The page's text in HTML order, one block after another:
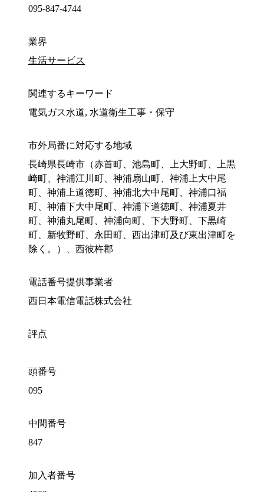
095-847-4744
業界
生活サービス
関連するキーワード
電気ガス水道, 水道衛生工事・保守
市外局番に対応する地域
長崎県長崎市（赤首町、池島町、上大野町、上黒
崎町、神浦江川町、神浦扇山町、神浦上大中尾
町、神浦上道徳町、神浦北大中尾町、神浦口福
町、神浦下大中尾町、神浦下道徳町、神浦夏井
町、神浦丸尾町、神浦向町、下大野町、下黒崎
町、新牧野町、永田町、西出津町及び東出津町を
除く。）、西彼杵郡
電話番号提供事業者
西日本電信電話株式会社
評点
頭番号
095
中間番号
847
加入者番号